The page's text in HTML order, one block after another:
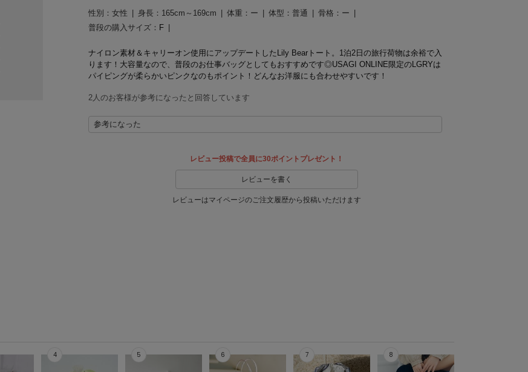
性別： 女性 身長： 165cm～169cm 体重： ー 体型： 普通 骨格： ー
普段の購入サイズ： F
ナイロン素材＆キャリーオン使用にアップデートしたLily Bearトート。1泊2日の旅行荷物は余裕で入
ります！大容量なので、普段のお仕事バッグとしてもおすすめです◎USAGI ONLINE限定のLGRYは
パイピングが柔らかいピンクなのもポイント！どんなお洋服にも合わせやすいです！
2人のお客様が参考になったと回答しています
参考になった
レビュー投稿で全員に30ポイントプレゼント！
レビューを書く
レビューはマイページのご注文履歴から投稿いただけます